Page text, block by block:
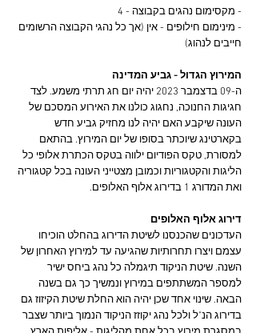
- מקסימום נהגים בקבוצה - 4
- מינימום חילופים - אין (אך כל נהגי הקבוצה הרשומים
חייבים לנהוג)
המירוץ הגדול - גביע המדינה
ה-09 בדצמבר 2023 יהיה יום חג תרתי משמע. לצד
חגיגות החנוכה, נחגוג כולנו את האירוע המסכם של
העונה שיקבע האם יהיה לנו מחזיק גביע חדש
בקארטינג שיוכתר בסופו של יום המירוץ. בהתאם
למסורת, טקס הפודיום ילווה בטקס הכתרת אלופי כל
הליגות והקטגוריות וכמובן מצטייני העונה בכל קטגוריה
ואת המדורג 1 בדירוג אלוף האלופים.
דירוג אלוף האלופים
העדכונים שהכנסנו לשיטת הדירוג בהחלט הוכיחו
עצמם ויצרו תחרותיות שהגיעה עד למירוץ האחרון של
השנה. שיטת הניקוד תיגמלה כל נהג ביחס ישיר
למספר המשתתפים במירוץ ונמשיך כך גם בשנה
הבאה. שינוי אחד שכן יהיה הוא החלת שיטת הקיזוז גם
בדירוג הנ"ל ולכל נהג יקוזז הניקוד הנמוך ביותר שצבר